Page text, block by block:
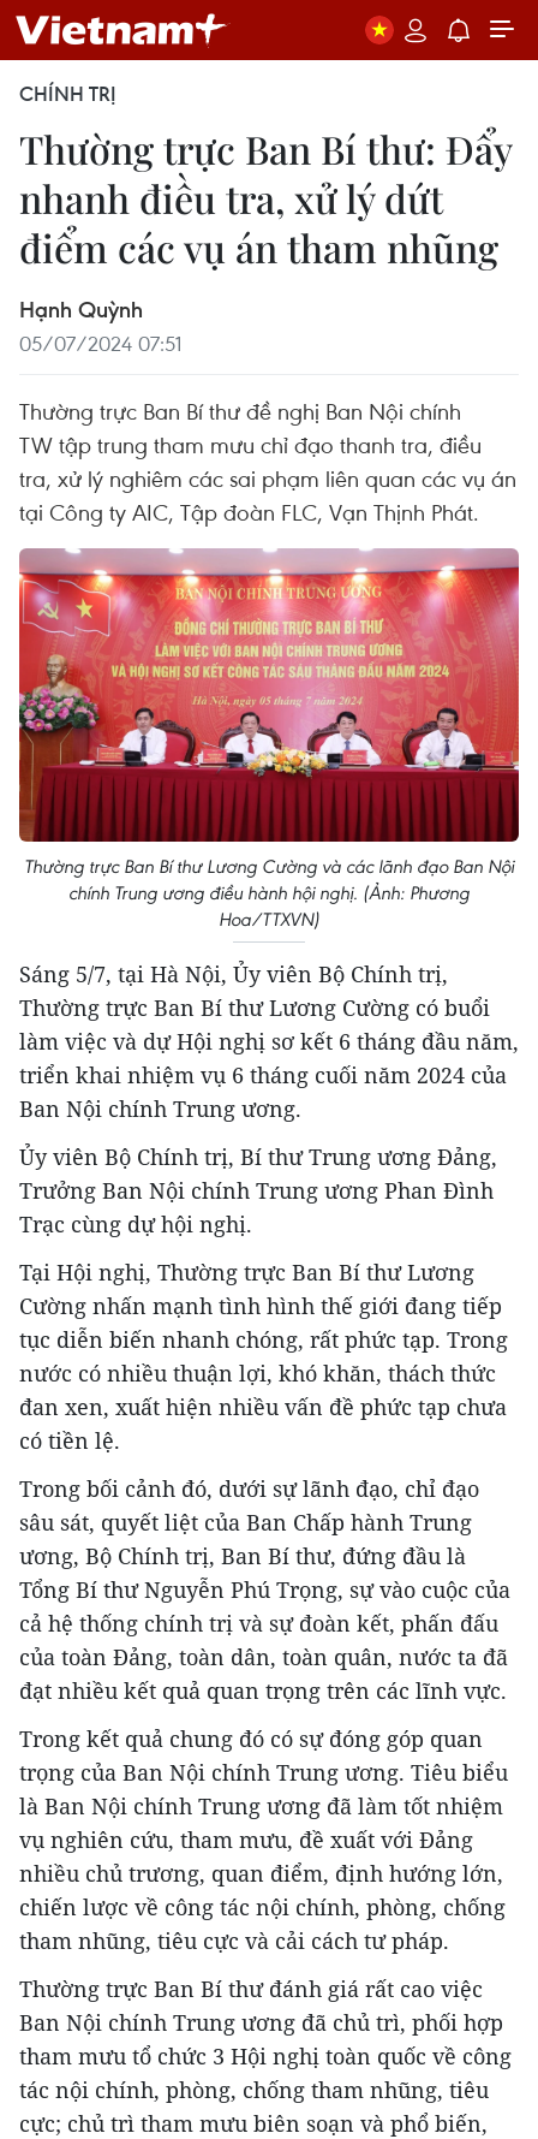
CHÍNH TRỊ
Thường trực Ban Bí thư: Đẩy
nhanh điều tra, xử lý dứt
điểm các vụ án tham nhũng
Hạnh Quỳnh
05/07/2024 07:51
Thường trực Ban Bí thư đề nghị Ban Nội chính
TW tập trung tham mưu chỉ đạo thanh tra, điều
tra, xử lý nghiêm các sai phạm liên quan các vụ án
tại Công ty AIC, Tập đoàn FLC, Vạn Thịnh Phát.
Thường trực Ban Bí thư Lương Cường và các lãnh đạo Ban Nội
chính Trung ương điều hành hội nghị. (Ảnh: Phương
Hoa/TTXVN)
Sáng 5/7, tại Hà Nội, Ủy viên Bộ Chính trị,
Thường trực Ban Bí thư Lương Cường có buổi
làm việc và dự Hội nghị sơ kết 6 tháng đầu năm,
triển khai nhiệm vụ 6 tháng cuối năm 2024 của
Ban Nội chính Trung ương.
Ủy viên Bộ Chính trị, Bí thư Trung ương Đảng,
Trưởng Ban Nội chính Trung ương Phan Đình
Trạc cùng dự hội nghị.
Tại Hội nghị, Thường trực Ban Bí thư Lương
Cường nhấn mạnh tình hình thế giới đang tiếp
tục diễn biến nhanh chóng, rất phức tạp. Trong
nước có nhiều thuận lợi, khó khăn, thách thức
đan xen, xuất hiện nhiều vấn đề phức tạp chưa
có tiền lệ.
Trong bối cảnh đó, dưới sự lãnh đạo, chỉ đạo
sâu sát, quyết liệt của Ban Chấp hành Trung
ương, Bộ Chính trị, Ban Bí thư, đứng đầu là
Tổng Bí thư Nguyễn Phú Trọng, sự vào cuộc của
cả hệ thống chính trị và sự đoàn kết, phấn đấu
của toàn Đảng, toàn dân, toàn quân, nước ta đã
đạt nhiều kết quả quan trọng trên các lĩnh vực.
Trong kết quả chung đó có sự đóng góp quan
trọng của Ban Nội chính Trung ương. Tiêu biểu
là Ban Nội chính Trung ương đã làm tốt nhiệm
vụ nghiên cứu, tham mưu, đề xuất với Đảng
nhiều chủ trương, quan điểm, định hướng lớn,
chiến lược về công tác nội chính, phòng, chống
tham nhũng, tiêu cực và cải cách tư pháp.
Thường trực Ban Bí thư đánh giá rất cao việc
Ban Nội chính Trung ương đã chủ trì, phối hợp
tham mưu tổ chức 3 Hội nghị toàn quốc về công
tác nội chính, phòng, chống tham nhũng, tiêu
cực; chủ trì tham mưu biên soạn và phổ biến,